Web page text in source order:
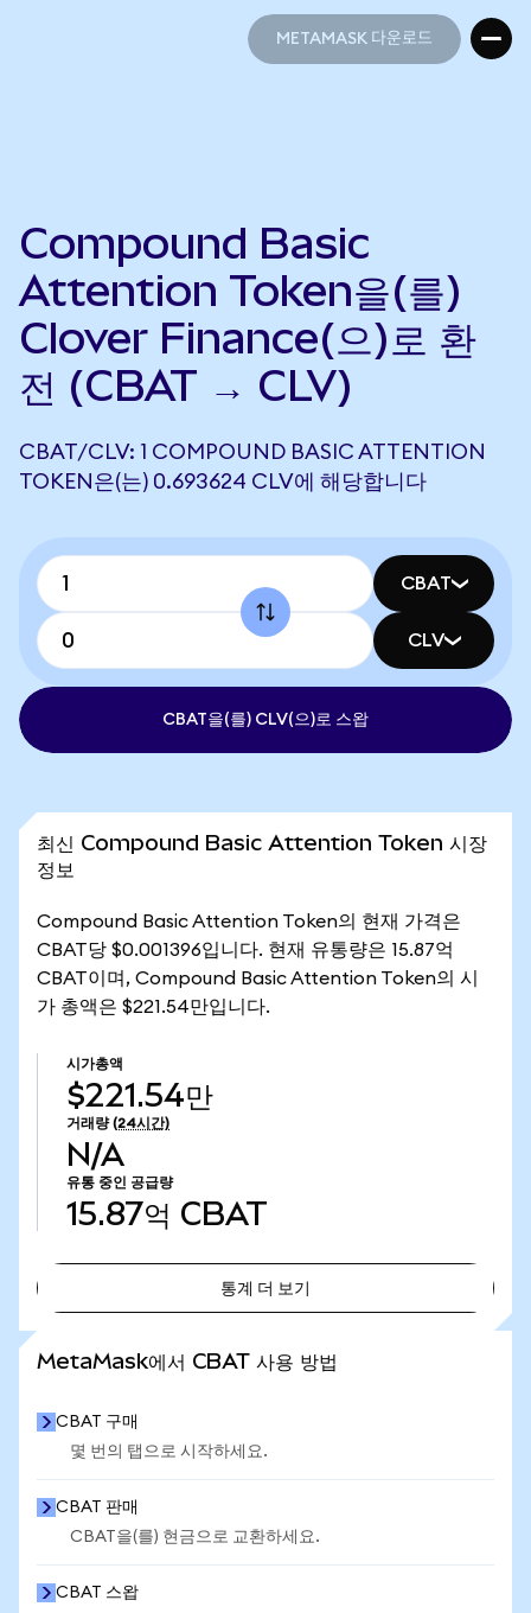
METAMASK 다운로드
Compound Basic
Attention Token을(를)
Clover Finance(으)로 환
전 (CBAT → CLV)
CBAT/CLV: 1 COMPOUND BASIC ATTENTION
TOKEN은(는) 0.693624 CLV에 해당합니다
CBAT
CLV
CBAT을(를) CLV(으)로 스왑
최신 Compound Basic Attention Token 시장
정보
Compound Basic Attention Token의 현재 가격은
CBAT당 $0.001396입니다. 현재 유통량은 15.87억
CBAT이며, Compound Basic Attention Token의 시
가 총액은 $221.54만입니다.
시가총액
$221.54만
거래량 (24시간)
N/A
유통 중인 공급량
15.87억 CBAT
통계 더 보기
MetaMask에서 CBAT 사용 방법
CBAT 구매
몇 번의 탭으로 시작하세요.
CBAT 판매
CBAT을(를) 현금으로 교환하세요.
CBAT 스왑